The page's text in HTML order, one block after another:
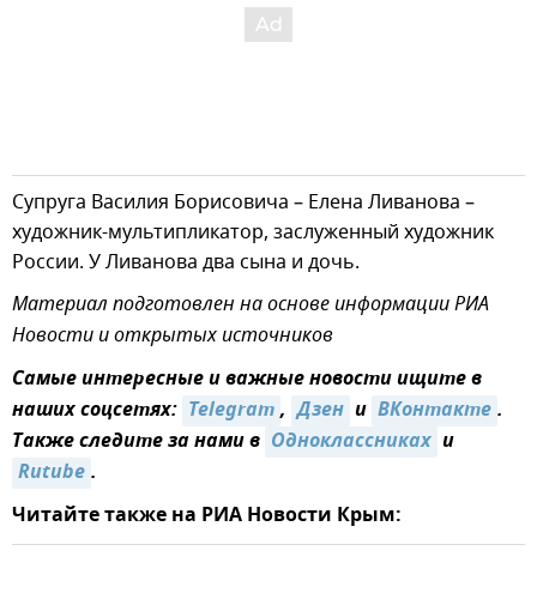
Супруга Василия Борисовича – Елена Ливанова –
художник-мультипликатор, заслуженный художник
России. У Ливанова два сына и дочь.
Материал подготовлен на основе информации РИА
Новости и открытых источников
Самые интересные и важные новости ищите в
наших соцсетях: Telegram, Дзен и ВКонтакте.
Также следите за нами в Одноклассниках и
Rutube.
Читайте также на РИА Новости Крым: